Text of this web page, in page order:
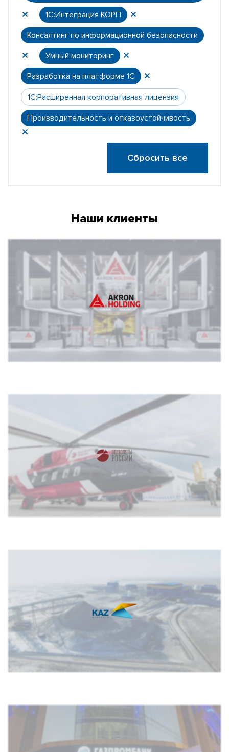
1С:Интеграция КОРП
Консалтинг по информационной безопасности
Умный мониторинг
Разработка на платформе 1С
1С:Расширенная корпоративная лицензия
Производительность и отказоустойчивость
Сбросить все
Наши клиенты